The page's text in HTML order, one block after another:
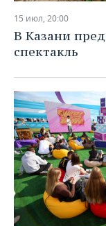
15 июл, 20:00
В Казани
спектакль